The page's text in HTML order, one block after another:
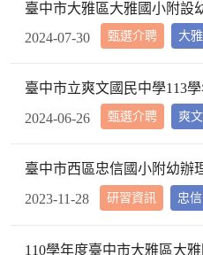
甄選介聘 大
2024-07-30
甄選介聘 爽
2024-06-26
研習資訊 忠
2023-11-28